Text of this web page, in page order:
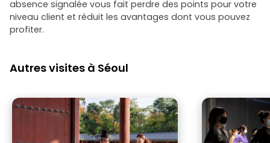
absence signalée vous fait perdre des points pour votre
niveau client et réduit les avantages dont vous pouvez
profiter.
Autres visites à Séoul